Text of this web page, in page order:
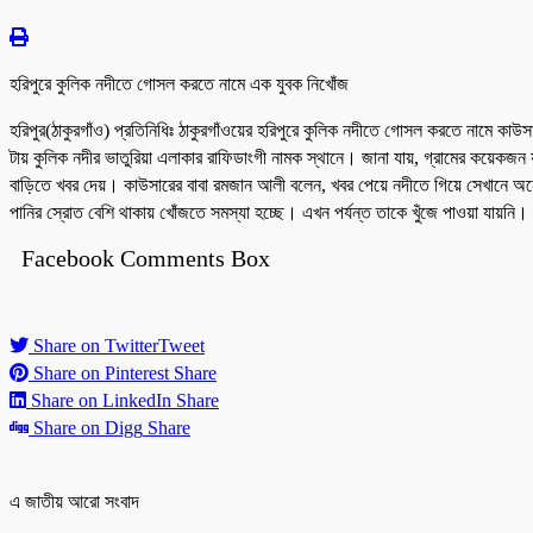
হরিপুরে কুলিক নদীতে গোসল করতে নামে এক যুবক নিখোঁজ
হরিপুর(ঠাকুরগাঁও) প্রতিনিধিঃ ঠাকুরগাঁওয়ের হরিপুরে কুলিক নদীতে গোসল করতে নামে
টায় কুলিক নদীর ভাতুরিয়া এলাকার রাফিডাংগী নামক স্থানে। জানা যায়, গ্রামের
বাড়িতে খবর দেয়। কাউসারের বাবা রমজান আলী বলেন, খবর পেয়ে নদীতে গিয়ে সেখানে
পানির স্রোত বেশি থাকায় খোঁজতে সমস্যা হচ্ছে। এখন পর্যন্ত তাকে খুঁজে পাওয়া যায়নি।
Facebook Comments Box
Share on TwitterTweet
Share on Pinterest Share
Share on LinkedIn Share
Share on Digg Share
এ জাতীয় আরো সংবাদ